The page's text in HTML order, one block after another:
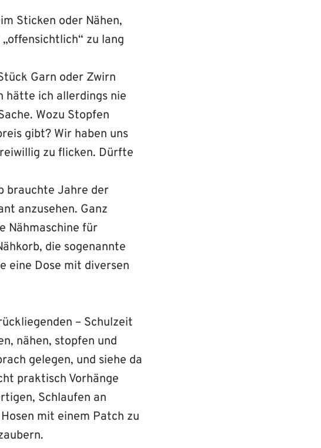
Sticken oder Nähen,
zu lang
Garn oder Zwirn
hätte ich allerdings nie
Wozu Stopfen
gibt? Wir haben uns
zu flicken. Dürfte
brauchte Jahre der
anzusehen. Ganz
Nähmaschine für
die sogenannte
eine Dose mit diversen
– Schulzeit
nähen, stopfen und
gelegen, und siehe da
praktisch Vorhänge
Schlaufen an
mit einem Patch zu